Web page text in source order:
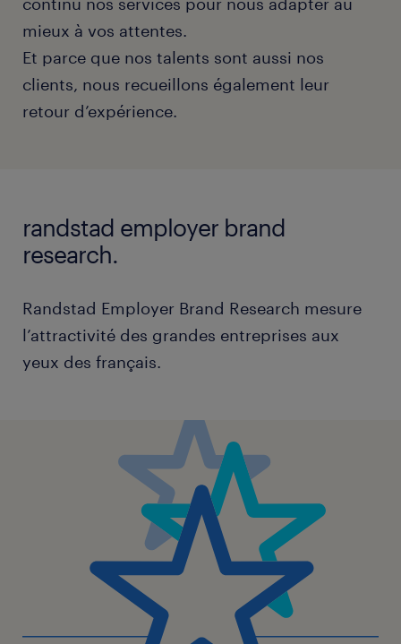
mieux à vos attentes.
Et parce que nos talents sont aussi nos
clients, nous recueillons également leur
retour d’expérience.
randstad employer brand
research.
Randstad Employer Brand Research mesure
l’attractivité des grandes entreprises aux
yeux des français.